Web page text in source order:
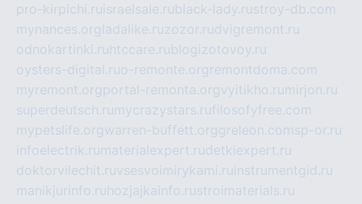
pro-kirpichi.ru israelsale.rublack-lady.rustroy-db.com
mynances.org ladalike.ruzozor.rudvigremont.ru
odnokartinki.ru htccare.rublogizotovoy.ru
oysters-digital.ruo-remonte.org remontdoma.com
myremont.org portal-remonta.orgvyitikho.ru mirjon.ru
superdeutsch.ru mycrazystars.rufilosofyfree.com
mypetslife.orgwarren-buffett.orggreleon.comsp-or.ru
infoelectrik.ru materialexpert.rudetkiexpert.ru
doktorvilechit.ruvsesvoimirykami.ru instrumentgid.ru
manikjurinfo.ru hozjajkainfo.rustroimaterials.ru